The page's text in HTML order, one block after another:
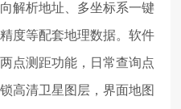
解析地址、多坐标系一键
度等配套地理数据。软件
点测距功能，日常查询点
高清卫星图层，界面地图